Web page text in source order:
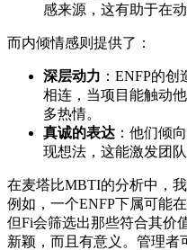
感来源，这有助于在
而内倾情感则提供了：
深层动力 ：ENFP的
相连，当项目能触动
多热情。
真诚的表达 ：他们倾
现想法，这能激发团
在麦塔比MBTI的分析中，
例如，一个ENFP下属可能
但Fi会筛选出那些符合其价
新颖，而且有意义。管理者